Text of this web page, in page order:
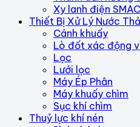
Xy lanh điện SMAC
Thiết Bị Xử Lý Nước
Cánh khuấy
Lò đốt xác động
Lọc
Lưới lọc
Máy Ép Phân
Máy khuấy chìm
Sục khí chìm
Thuỷ lực khí nén